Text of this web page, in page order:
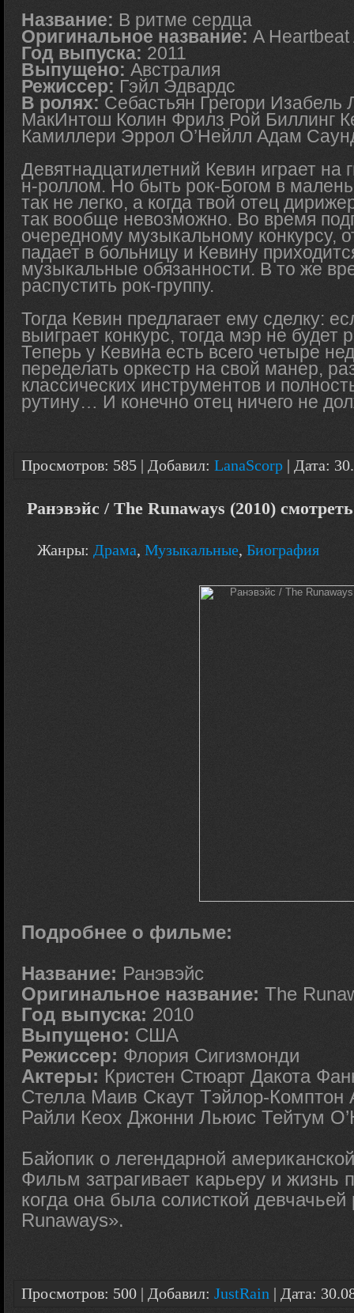
Название: В ритме сердца
Оригинальное название: A Heartbeat
Год выпуска: 2011
Выпущено: Австралия
Режиссер: Гэйл Эдвардс
В ролях:Себастьян Грегори
МакИнтош Колин Фрилз Рой Биллинг
Камиллери Эррол О’Нейлл Адам
Девятнадцатилетний Кевин играет на
н-роллом. Но быть рок-Богом в
так не легко, а когда твой отец
так вообще невозможно. Во время
очередному музыкальному конкурсу,
падает в больницу и Кевину
музыкальные обязанности. В то же
распустить рок-группу.
Тогда Кевин предлагает ему сделку:
выиграет конкурс, тогда мэр не будет
Теперь у Кевина есть всего четыре
переделать оркестр на свой манер,
классических инструментов и
рутину… И конечно отец ничего не
Просмотров: 585 | Добавил: LanaScorp | Дата:
Ранэвэйс / The Runaways (2010)
Жанры: Драма, Музыкальные, Биография
Подробнее о фильме:
Название: Ранэвэйс
Оригинальное название: The
Год выпуска: 2010
Выпущено: США
Режиссер: Флория Сигизмонди
Актеры: Кристен Стюарт Дакота
Стелла Маив Скаут Тэйлор-Комптон
Райли Кеох Джонни Льюис Тейтум
Байопик о легендарной
Фильм затрагивает карьеру и жизнь
когда она была солисткой
Runaways».
Просмотров: 500 | Добавил: JustRain | Дата: